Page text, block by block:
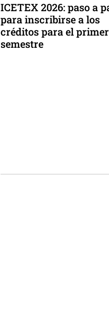
ICETEX 2026: paso a
para inscribirse a los
créditos para el primer
semestre